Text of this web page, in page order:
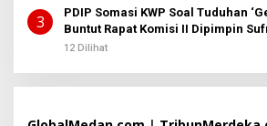
3
PDIP Somasi KWP Soal Tuduhan
Buntut Rapat Komisi II Dipimpin
12 Dilihat